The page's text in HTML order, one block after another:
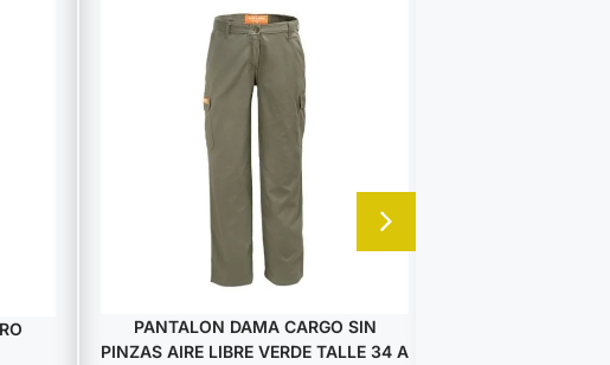
PANTALON DAMA CARGO SIN
PINZAS AIRE LIBRE VERDE TALLE 34 A